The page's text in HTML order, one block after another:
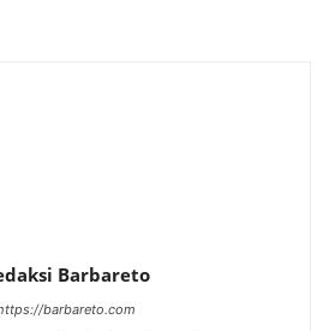
Barbareto
barbareto.com